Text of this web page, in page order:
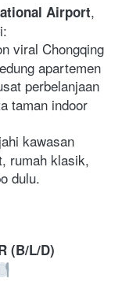
Airport,
viral Chongqing
apartemen
perbelanjaan
taman indoor
kawasan
rumah klasik,
dulu.
(B/L/D)